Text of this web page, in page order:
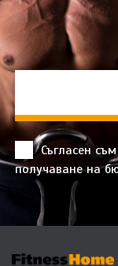
Съгласен
получаване на